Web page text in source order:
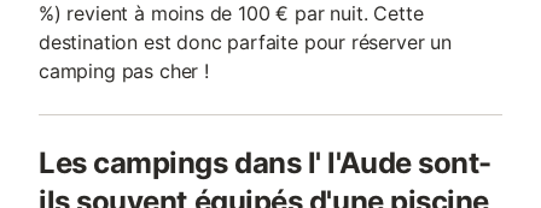
%) revient à moins de 100 € par nuit. Cette
destination est donc parfaite pour réserver un
camping pas cher !
Les campings dans l' l'Aude sont-